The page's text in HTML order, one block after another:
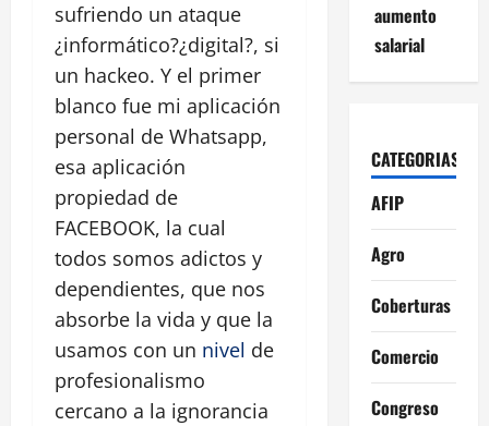
sufriendo un ataque
¿informático?¿digital?, si
un hackeo. Y el primer
blanco fue mi aplicación
personal de Whatsapp,
esa aplicación
propiedad de
FACEBOOK, la cual
todos somos adictos y
dependientes, que nos
absorbe la vida y que la
usamos con un nivel de
profesionalismo
cercano a la ignorancia
aumento
salarial
CATEGORIAS
AFIP
Agro
Coberturas
Comercio
Congreso